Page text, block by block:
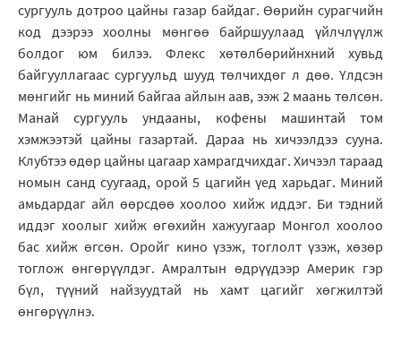
сургууль дотроо цайны газар байдаг. Өөрийн сурагчийн
код дээрээ хоолны мөнгөө байршуулаад үйлчлүүлж
болдог юм билээ. Флекс хөтөлбөрийнхний хувьд
байгууллагаас сургуульд шууд төлчихдөг л дөө. Үлдсэн
мөнгийг нь миний байгаа айлын аав, ээж 2 маань төлсөн.
Манай сургууль ундааны, кофены машинтай том
хэмжээтэй цайны газартай. Дараа нь хичээлдээ сууна.
Клубтээ өдөр цайны цагаар хамрагдчихдаг. Хичээл тараад
номын санд суугаад, орой 5 цагийн үед харьдаг. Миний
амьдардаг айл өөрсдөө хоолоо хийж иддэг. Би тэдний
иддэг хоолыг хийж өгөхийн хажуугаар Монгол хоолоо
бас хийж өгсөн. Оройг кино үзэж, тоглолт үзэж, хөзөр
тоглож өнгөрүүлдэг. Амралтын өдрүүдээр Америк гэр
бүл, түүний найзуудтай нь хамт цагийг хөгжилтэй
өнгөрүүлнэ.